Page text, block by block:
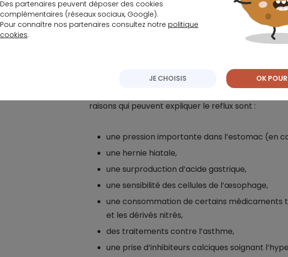
Les régurgitations entraînent en effet le pyrosis,
d’un goût acide. Elles apparaissent dès qu’on
allongée sur le dos après les repas. Si elles
En l’absence de traitement, cette maladie risque
l’œsophage. Dans certains cas rares, elle peut
raisons qui peuvent expliquer le reflux sont :
une pression importante dans l’estomac (en
une hernie hiatale,
une surproduction d’acide gastrique,
une sensibilité des cellules de l’œsophage,
une consommation de certains médicaments
et les dérivés nitrés,
des traitements contre l’asthme,
une prise d’inhibiteurs calciques soignant
Des partenaires peuvent déposer des cookies
complémentaires (réseaux sociaux, Google).
Pour connaître nos partenaires consultez notre politique
cookies.
JE CHOISIS OK